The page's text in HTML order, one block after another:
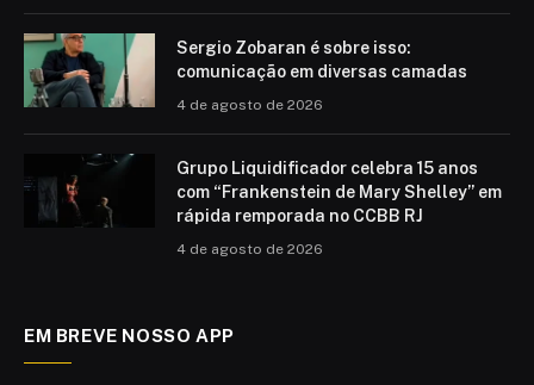
Sergio Zobaran é sobre isso:
comunicação em diversas camadas
4 de agosto de 2026
Grupo Liquidificador celebra 15 anos
com “Frankenstein de Mary Shelley” em
rápida remporada no CCBB RJ
4 de agosto de 2026
EM BREVE NOSSO APP